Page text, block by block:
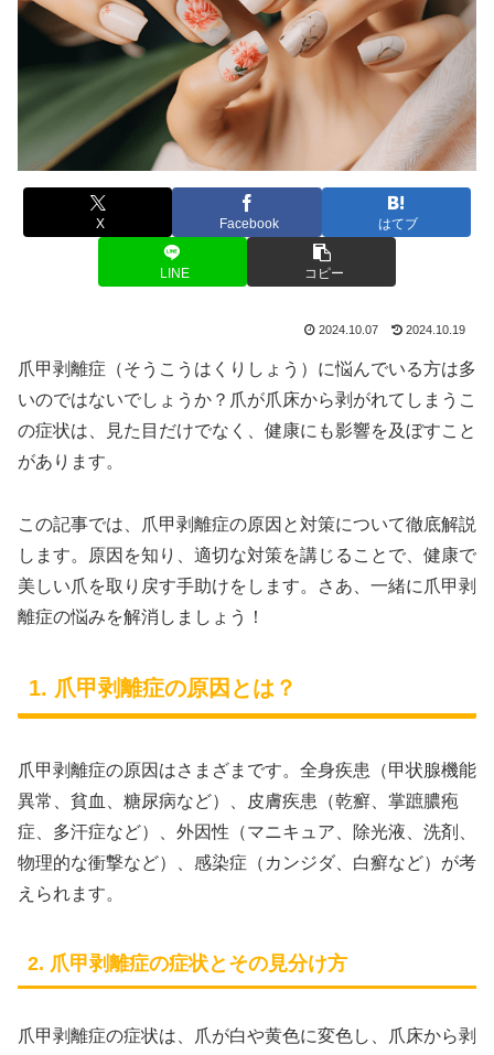
X Facebook はてブ
LINE コピー
2024.10.07 2024.10.19
爪甲剥離症（そうこうはくりしょう）に悩んでいる方は多
いのではないでしょうか？爪が爪床から剥がれてしまうこ
の症状は、見た目だけでなく、健康にも影響を及ぼすこと
があります。
この記事では、爪甲剥離症の原因と対策について徹底解説
します。原因を知り、適切な対策を講じることで、健康で
美しい爪を取り戻す手助けをします。さあ、一緒に爪甲剥
離症の悩みを解消しましょう！
1. 爪甲剥離症の原因とは？
爪甲剥離症の原因はさまざまです。全身疾患（甲状腺機能
異常、貧血、糖尿病など）、皮膚疾患（乾癬、掌蹠膿疱
症、多汗症など）、外因性（マニキュア、除光液、洗剤、
物理的な衝撃など）、感染症（カンジダ、白癬など）が考
えられます。
2. 爪甲剥離症の症状とその見分け方
爪甲剥離症の症状は、爪が白や黄色に変色し、爪床から剥